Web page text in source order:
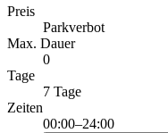
Preis
Parkverbot
Max. Dauer
0
Tage
7 Tage
Zeiten
00:00–24:00